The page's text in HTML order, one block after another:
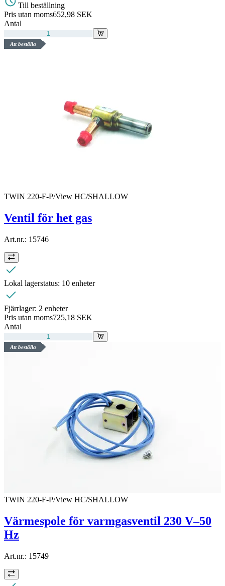
Till beställning
Pris utan moms652,98 SEK
Antal
Att beställa
TWIN 220-F-P/View HC/SHALLOW
Ventil för het gas
Art.nr.: 15746
Lokal lagerstatus: 10 enheter
Fjärrlager: 2 enheter
Pris utan moms725,18 SEK
Antal
Att beställa
TWIN 220-F-P/View HC/SHALLOW
Värmespole för varmgasventil 230 V–50
Hz
Art.nr.: 15749